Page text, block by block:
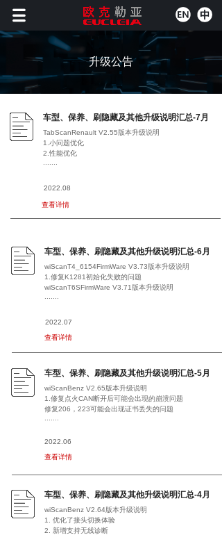
升级公告
车型、保养、刷隐藏及其他升级说明汇总-7月
TabScanRenault V2.55版本升级说明
1.小问题优化
2.性能优化
2022.08
查看详情
车型、保养、刷隐藏及其他升级说明汇总-6月
wiScanT4_6154FirmWare V3.73版本升级说明
1.修复K1281初始化失败的问题
wiScanT6SFirmWare V3.71版本升级说明
2022.07
查看详情
车型、保养、刷隐藏及其他升级说明汇总-5月
wiScanBenz V2.65版本升级说明
1.修复点火CAN断开后可能会出现的崩溃问题
修复206，223可能会出现证书丢失的问题
2022.06
查看详情
车型、保养、刷隐藏及其他升级说明汇总-4月
wiScanBenz V2.64版本升级说明
1. 优化了接头切换体验
2. 新增支持无线诊断